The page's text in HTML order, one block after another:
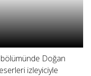
Doğan
izleyiciyle